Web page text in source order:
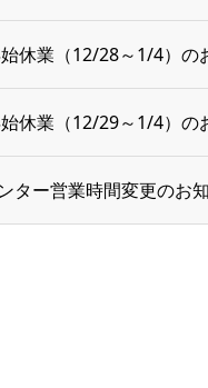
休業（12/28～1/4）の
休業（12/29～1/4）の
ター営業時間変更のお